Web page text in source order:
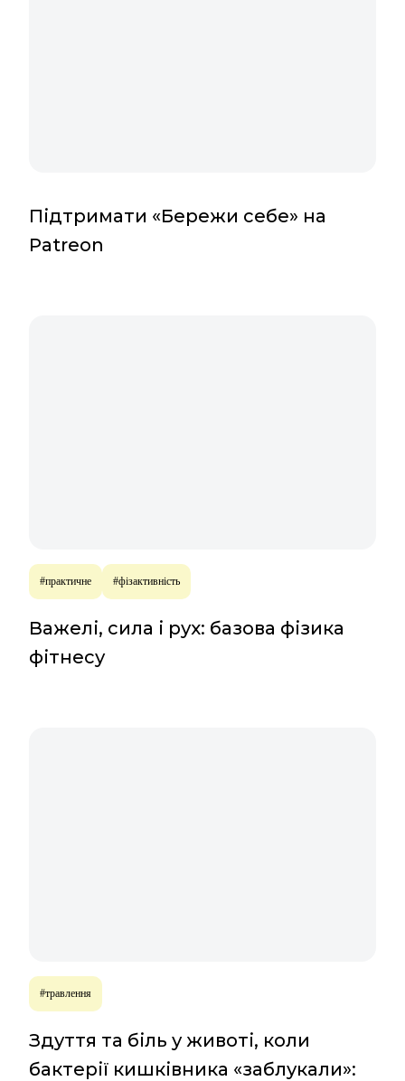
Підтримати «Бережи себе» на
Patreon
#практичне #фізактивність
Важелі, сила і рух: базова фізика
фітнесу
#травлення
Здуття та біль у животі, коли
бактерії кишківника «заблукали»: